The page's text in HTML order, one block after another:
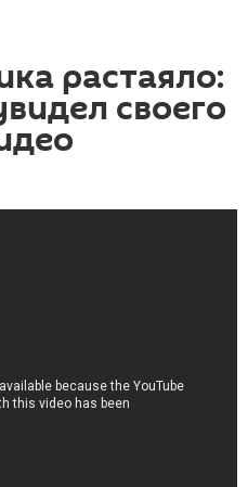
растаяло:
своего